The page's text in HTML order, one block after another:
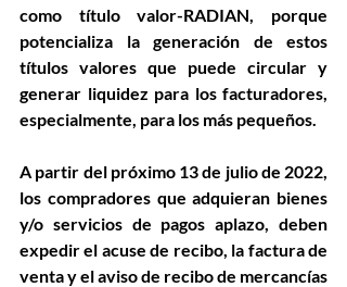
como título valor-RADIAN, porque
potencializa la generación de estos
títulos valores que puede circular y
generar liquidez para los facturadores,
especialmente, para los más pequeños.
A partir del próximo 13 de julio de 2022,
los compradores que adquieran bienes
y/o servicios de pagos aplazo, deben
expedir el acuse de recibo, la factura de
venta y el aviso de recibo de mercancías